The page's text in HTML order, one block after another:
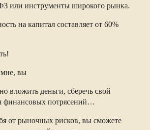
или инструменты широкого рынка.
на капитал составляет от 60%
вы
вложить деньги, сберечь свой
финансовых потрясений…
от рыночных рисков, вы сможете